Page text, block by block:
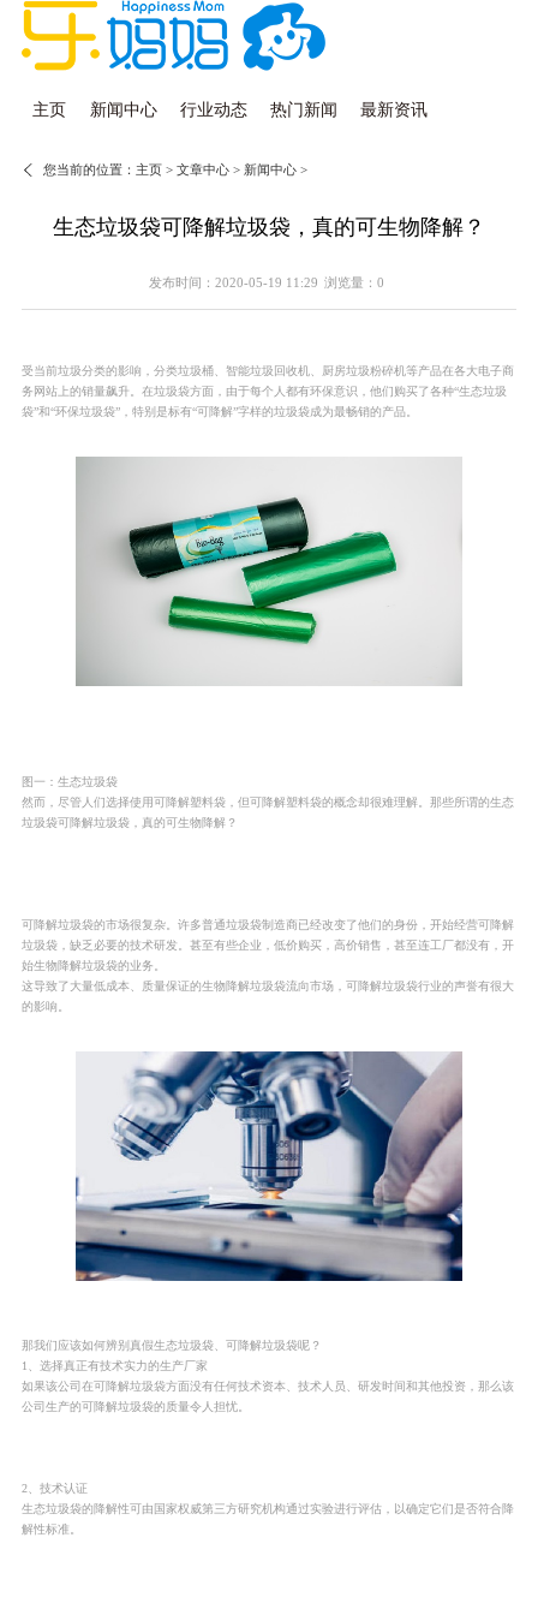
主页 新闻中心 行业动态 热门新闻 最新资讯
您当前的位置：主页 >文章中心 > 新闻中心 >
生态垃圾袋可降解垃圾袋，真的可生物降解？
发布时间：2020-05-19 11:29 浏览量：0
受当前垃圾分类的影响，分类垃圾桶、智能垃圾回收机、厨房垃圾粉碎机等产品在各大电子商
务网站上的销量飙升。在垃圾袋方面，由于每个人都有环保意识，他们购买了各种“生态垃圾
袋”和“环保垃圾袋”，特别是标有“可降解”字样的垃圾袋成为最畅销的产品。
图一：生态垃圾袋
然而，尽管人们选择使用可降解塑料袋，但可降解塑料袋的概念却很难理解。那些所谓的生态
垃圾袋可降解垃圾袋，真的可生物降解？
可降解垃圾袋的市场很复杂。许多普通垃圾袋制造商已经改变了他们的身份，开始经营可降解
垃圾袋，缺乏必要的技术研发。甚至有些企业，低价购买，高价销售，甚至连工厂都没有，开
始生物降解垃圾袋的业务。
这导致了大量低成本、质量保证的生物降解垃圾袋流向市场，可降解垃圾袋行业的声誉有很大
的影响。
那我们应该如何辨别真假生态垃圾袋、可降解垃圾袋呢？
1、选择真正有技术实力的生产厂家
如果该公司在可降解垃圾袋方面没有任何技术资本、技术人员、研发时间和其他投资，那么该
公司生产的可降解垃圾袋的质量令人担忧。
2、技术认证
生态垃圾袋的降解性可由国家权威第三方研究机构通过实验进行评估，以确定它们是否符合降
解性标准。